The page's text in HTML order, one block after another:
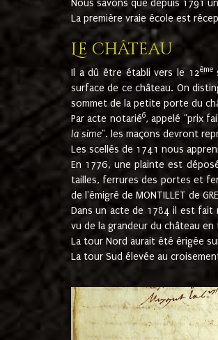
Nous savons que depuis 1791
La première vraie école est
Le château
Il a dû être établi vers le 12ème
surface de ce château. On
sommet de la petite porte du
Par acte notarié6, appelé "prix
la sime". les maçons devront
Les scellés de 1741 nous
En 1776, une plainte est
tailles, ferrures des portes et
de l'émigré de MONTILLET de
Dans un acte de 1784 il est fait
vu de la grandeur du château
La tour Nord aurait été érigée
La tour Sud élevée au